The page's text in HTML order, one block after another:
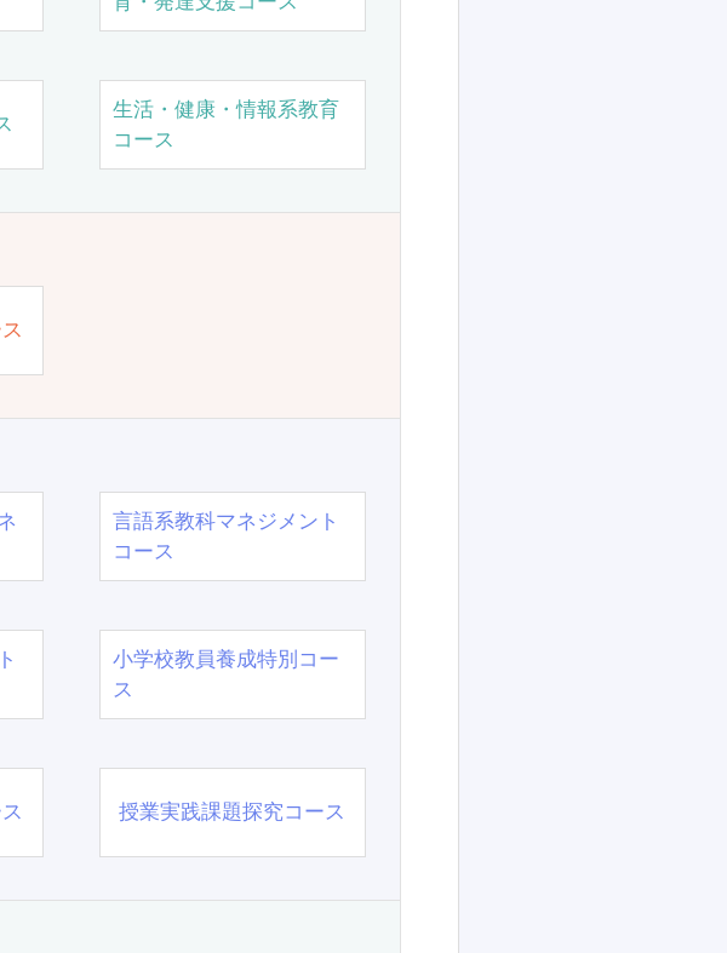
生活・健康・情報系教育
コース
言語系教科マネジメント
コース
小学校教員養成特別コー
ス
授業実践課題探究コース